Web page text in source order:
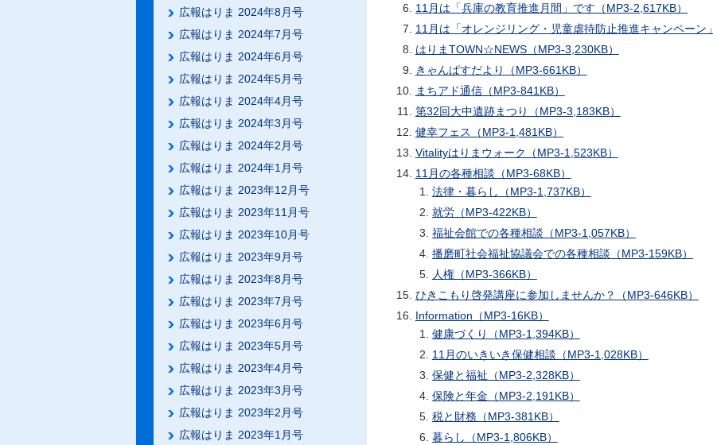
広報はりま 2024年8月号
広報はりま 2024年7月号
広報はりま 2024年6月号
広報はりま 2024年5月号
広報はりま 2024年4月号
広報はりま 2024年3月号
広報はりま 2024年2月号
広報はりま 2024年1月号
広報はりま 2023年12月号
広報はりま 2023年11月号
広報はりま 2023年10月号
広報はりま 2023年9月号
広報はりま 2023年8月号
広報はりま 2023年7月号
広報はりま 2023年6月号
広報はりま 2023年5月号
広報はりま 2023年4月号
広報はりま 2023年3月号
広報はりま 2023年2月号
広報はりま 2023年1月号
11月は「兵庫の教育推進月間」です（MP3-2,617KB）
11月は「オレンジリング・児童虐待防止推進キャンペーン
はりまTOWN☆NEWS（MP3-3,230KB）
きゃんぱすだより（MP3-661KB）
まちアド通信（MP3-841KB）
第32回大中遺跡まつり（MP3-3,183KB）
健幸フェス（MP3-1,481KB）
Vitalityはりまウォーク（MP3-1,523KB）
11月の各種相談（MP3-68KB）
法律・暮らし（MP3-1,737KB）
就労（MP3-422KB）
福祉会館での各種相談（MP3-1,057KB）
播磨町社会福祉協議会での各種相談（MP3-159KB）
人権（MP3-366KB）
ひきこもり啓発講座に参加しませんか？（MP3-646KB）
Information（MP3-16KB）
健康づくり（MP3-1,394KB）
11月のいきいき保健相談（MP3-1,028KB）
保健と福祉（MP3-2,328KB）
保険と年金（MP3-2,191KB）
税と財務（MP3-381KB）
暮らし（MP3-1,806KB）